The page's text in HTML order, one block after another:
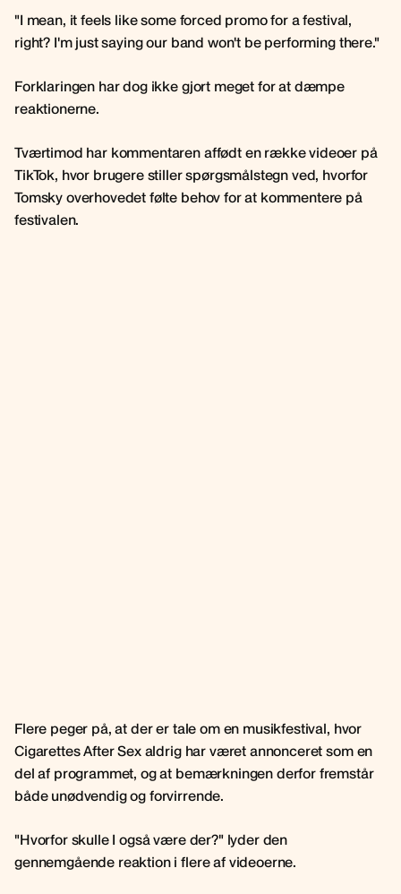
"I mean, it feels like some forced promo for a festival,
right? I'm just saying our band won't be performing there."
Forklaringen har dog ikke gjort meget for at dæmpe
reaktionerne.
Tværtimod har kommentaren affødt en række videoer på
TikTok, hvor brugere stiller spørgsmålstegn ved, hvorfor
Tomsky overhovedet følte behov for at kommentere på
festivalen.
Flere peger på, at der er tale om en musikfestival, hvor
Cigarettes After Sex aldrig har været annonceret som en
del af programmet, og at bemærkningen derfor fremstår
både unødvendig og forvirrende.
"Hvorfor skulle I også være der?" lyder den
gennemgående reaktion i flere af videoerne.